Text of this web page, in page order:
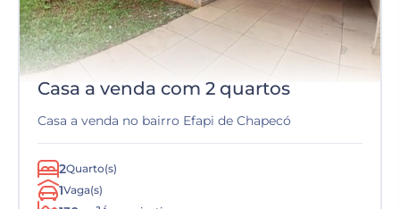
Casa a venda com 2 quartos
Casa a venda no bairro Efapi de Chapecó
2Quarto(s)
1Vaga(s)